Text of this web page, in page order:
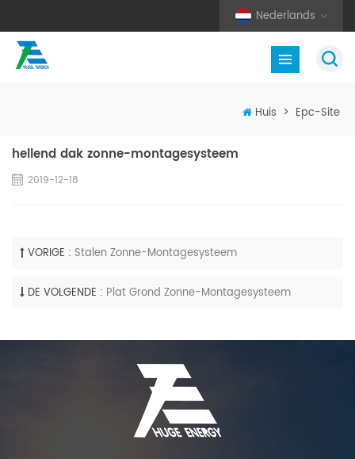
Nederlands
Huis > Epc-Site
hellend dak zonne-montagesysteem
2019-12-18
VORIGE : Stalen Zonne-Montagesysteem
DE VOLGENDE : Plat Grond Zonne-Montagesysteem